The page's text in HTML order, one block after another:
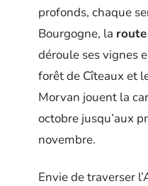
profonds, chaque
Bourgogne, la
déroule ses vignes
forêt de Cîteaux et
Morvan jouent la
octobre jusqu’aux
novembre.
Envie de traverser